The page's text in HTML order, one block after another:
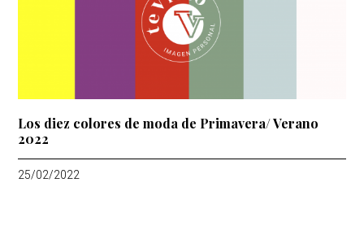
Los diez colores de moda de Primavera/ Verano
2022
25/02/2022